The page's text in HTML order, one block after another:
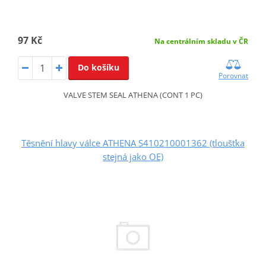
97 Kč Na centrálním skladu v ČR
Do košíku
Porovnat
VALVE STEM SEAL ATHENA (CONT 1 PC)
Těsnění hlavy válce ATHENA S410210001362 (tloušťka
stejná jako OE)